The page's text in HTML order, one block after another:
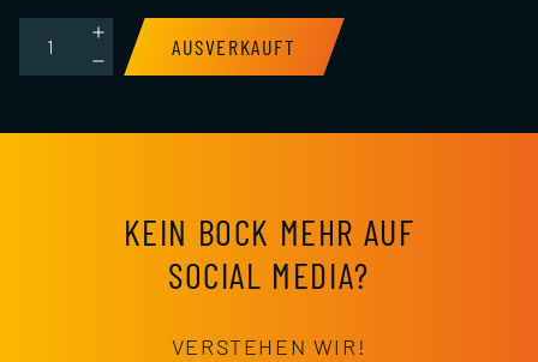
AUSVERKAUFT
KEIN BOCK MEHR AUF
SOCIAL MEDIA?
VERSTEHEN WIR!